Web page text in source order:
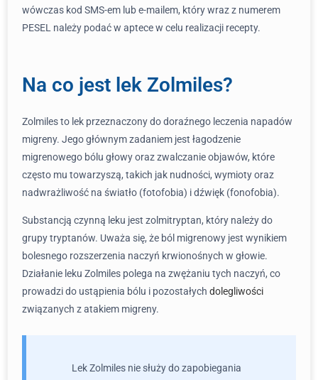
wówczas kod SMS-em lub e-mailem, który wraz z numerem
PESEL należy podać w aptece w celu realizacji recepty.
Na co jest lek Zolmiles?
Zolmiles to lek przeznaczony do doraźnego leczenia napadów
migreny. Jego głównym zadaniem jest łagodzenie
migrenowego bólu głowy oraz zwalczanie objawów, które
często mu towarzyszą, takich jak nudności, wymioty oraz
nadwrażliwość na światło (fotofobia) i dźwięk (fonofobia).
Substancją czynną leku jest zolmitryptan, który należy do
grupy tryptanów. Uważa się, że ból migrenowy jest wynikiem
bolesnego rozszerzenia naczyń krwionośnych w głowie.
Działanie leku Zolmiles polega na zwężaniu tych naczyń, co
prowadzi do ustąpienia bólu i pozostałych dolegliwości
związanych z atakiem migreny.
Lek Zolmiles nie służy do zapobiegania